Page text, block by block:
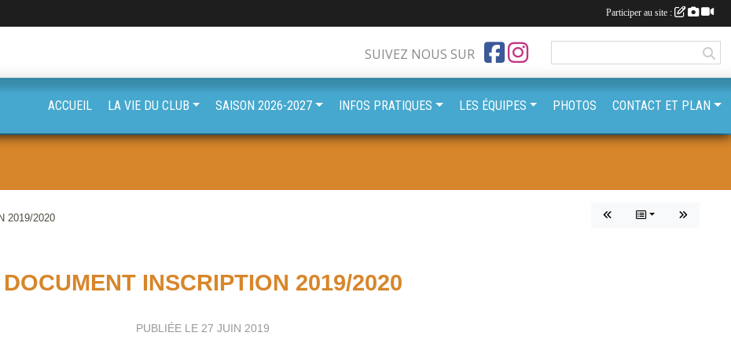
2019/2020
DOCUMENT INSCRIPTION 2019/2020
PUBLIÉE LE 27 JUIN 2019
SUIVEZ NOUS SUR
ACCUEIL LA VIE DU CLUB SAISON 2026-2027 INFOS PRATIQUES LES ÉQUIPES PHOTOS CONTACT ET PLAN
Participer au site :